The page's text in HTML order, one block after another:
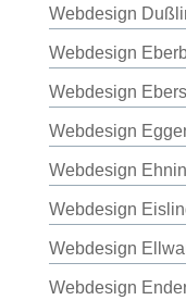
Webdesign
Webdesign
Webdesign
Webdesign
Webdesign
Webdesign
Webdesign
Webdesign